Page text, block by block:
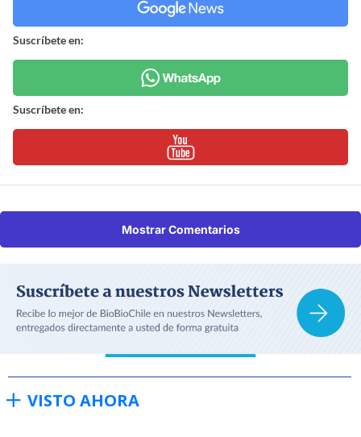
Suscríbete en:
Suscríbete en:
Mostrar Comentarios
VISTO AHORA